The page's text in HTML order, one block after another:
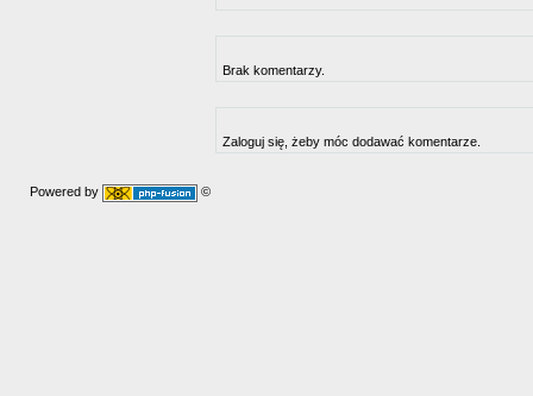
Brak komentarzy.
Zaloguj się, żeby móc dodawać komentarze.
Powered by ©